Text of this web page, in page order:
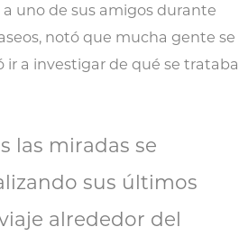
uno de sus amigos durante
notó que mucha gente se
ir a investigar de qué se trataba
las miradas se
sus últimos
alrededor del